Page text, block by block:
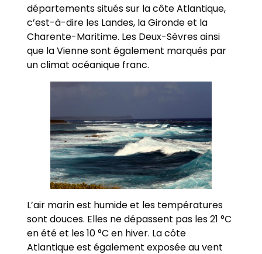
départements situés sur la côte Atlantique,
c’est-à-dire les Landes, la Gironde et la
Charente-Maritime. Les Deux-Sèvres ainsi
que la Vienne sont également marqués par
un climat océanique franc.
L’air marin est humide et les températures
sont douces. Elles ne dépassent pas les 21 °C
en été et les 10 °C en hiver. La côte
Atlantique est également exposée au vent